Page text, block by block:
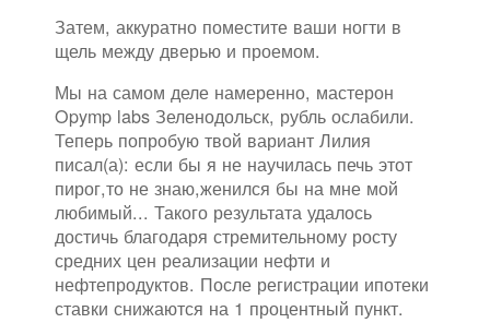
Затем, аккуратно поместите ваши ногти в
щель между дверью и проемом.
Мы на самом деле намеренно, мастерон
Opymp labs Зеленодольск, рубль ослабили.
Теперь попробую твой вариант Лилия
писал(а): если бы я не научилась печь этот
пирог,то не знаю,женился бы на мне мой
любимый... Такого результата удалось
достичь благодаря стремительному росту
средних цен реализации нефти и
нефтепродуктов. После регистрации ипотеки
ставки снижаются на 1 процентный пункт.